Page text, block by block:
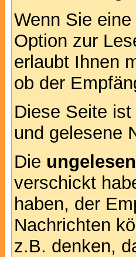
Wenn Sie
Option zur
erlaubt Ihnen
ob der
Diese Seite
und gelesene
Die
verschickt
haben, der
Nachrichten
z.B. denken,